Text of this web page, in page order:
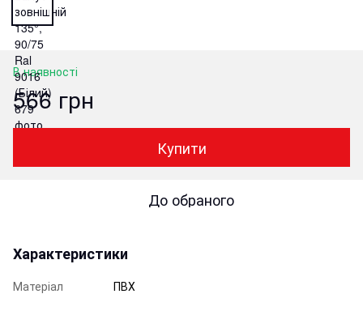
В наявності
566 грн
Купити
До обраного
Характеристики
Матеріал ПВХ